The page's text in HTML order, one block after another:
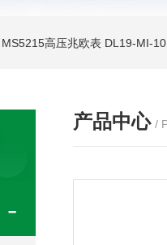
MS5215高压兆欧表 DL19-MI-
产品中心 /